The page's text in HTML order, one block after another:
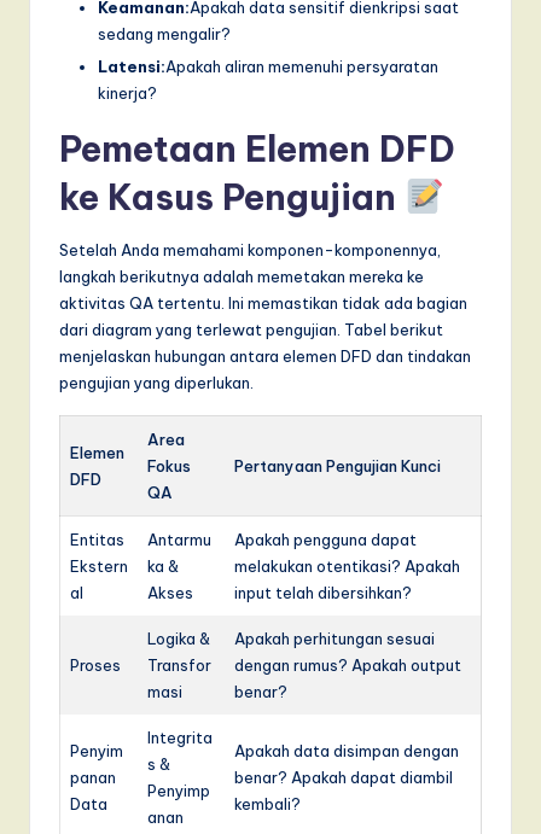
Keamanan:Apakah data sensitif dienkripsi saat
sedang mengalir?
Latensi:Apakah aliran memenuhi persyaratan
kinerja?
Pemetaan Elemen DFD
ke Kasus Pengujian
Setelah Anda memahami komponen-komponennya,
langkah berikutnya adalah memetakan mereka ke
aktivitas QA tertentu. Ini memastikan tidak ada bagian
dari diagram yang terlewat pengujian. Tabel berikut
menjelaskan hubungan antara elemen DFD dan tindakan
pengujian yang diperlukan.
Elemen
DFD
Area
Fokus
QA
Pertanyaan Pengujian Kunci
Entitas
Ekstern
al
Antarmu
ka &
Akses
Apakah pengguna dapat
melakukan otentikasi? Apakah
input telah dibersihkan?
Proses
Logika &
Transfor
masi
Apakah perhitungan sesuai
dengan rumus? Apakah output
benar?
Penyim
panan
Data
Integrita
s &
Penyimp
anan
Apakah data disimpan dengan
benar? Apakah dapat diambil
kembali?